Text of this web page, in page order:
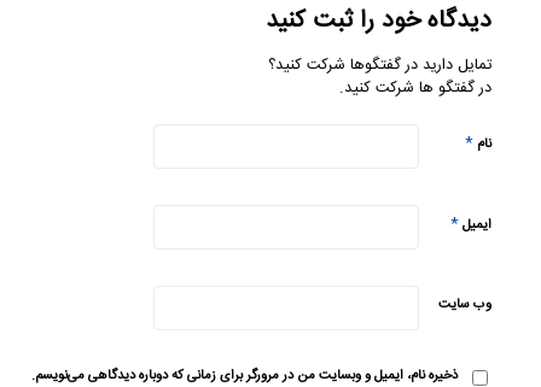
دیدگاه خود را ثبت کنید
تمایل دارید در گفتگوها شرکت کنید؟
در گفتگو ها شرکت کنید.
نام*
ایمیل*
وب‌ سایت
ذخیره نام، ایمیل و وبسایت من در مرورگر برای زمانی که دوباره دیدگاهی می‌نویسم.